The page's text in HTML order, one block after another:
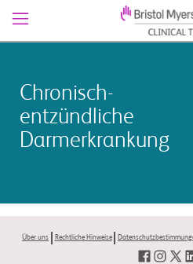
Chronisch-
entzündliche
Darmerkrankung
Entzündung des Dickdarms
Über uns Rechtliche Hinweise